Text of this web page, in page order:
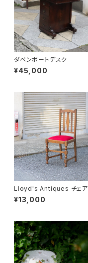
ダベンポートデスク
¥45,000
Lloyd's Antiques チェア
¥13,000